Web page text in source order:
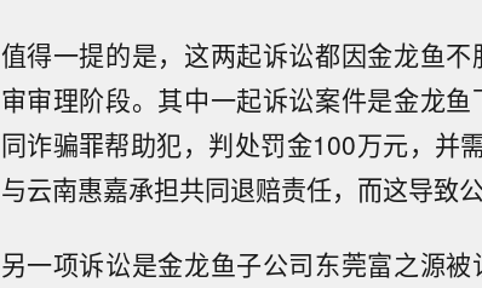
值得一提的是，这两起诉讼都因金龙鱼
审审理阶段。其中一起诉讼案件是金龙
同诈骗罪帮助犯，判处罚金100万元，并
与云南惠嘉承担共同退赔责任，而这导致
另一项诉讼是金龙鱼子公司东莞富之源被